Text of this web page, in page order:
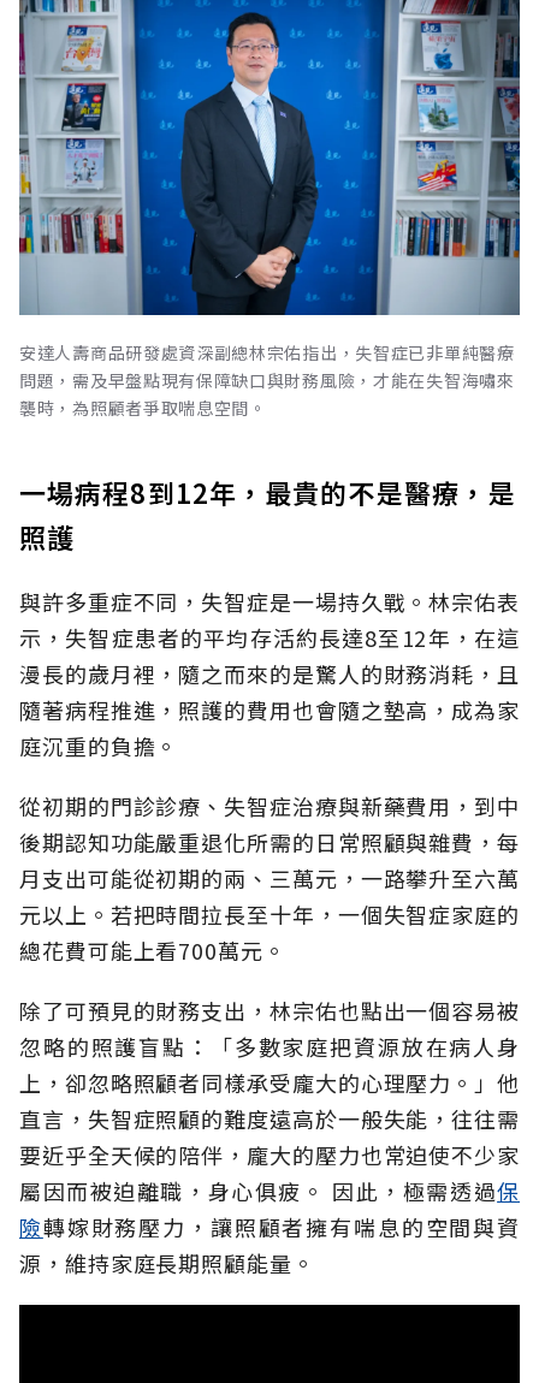
安達人壽商品研發處資深副總林宗佑指出，失智症已非單純醫療
問題，需及早盤點現有保障缺口與財務風險，才能在失智海嘯來
襲時，為照顧者爭取喘息空間。
一場病程8到12年，最貴的不是醫療，是
照護
與許多重症不同，失智症是一場持久戰。林宗佑表
示，失智症患者的平均存活約長達8至12年，在這
漫長的歲月裡，隨之而來的是驚人的財務消耗，且
隨著病程推進，照護的費用也會隨之墊高，成為家
庭沉重的負擔。
從初期的門診診療、失智症治療與新藥費用，到中
後期認知功能嚴重退化所需的日常照顧與雜費，每
月支出可能從初期的兩、三萬元，一路攀升至六萬
元以上。若把時間拉長至十年，一個失智症家庭的
總花費可能上看700萬元。
除了可預見的財務支出，林宗佑也點出一個容易被
忽略的照護盲點：「多數家庭把資源放在病人身
上，卻忽略照顧者同樣承受龐大的心理壓力。」他
直言，失智症照顧的難度遠高於一般失能，往往需
要近乎全天候的陪伴，龐大的壓力也常迫使不少家
屬因而被迫離職，身心俱疲。 因此，極需透過保
險轉嫁財務壓力，讓照顧者擁有喘息的空間與資
源，維持家庭長期照顧能量。